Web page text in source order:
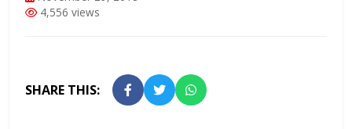
4,556 views
SHARE THIS: